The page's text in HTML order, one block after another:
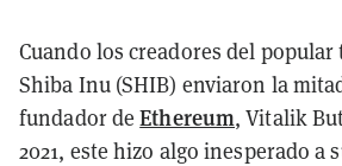
Cuando los creadores del popular
Shiba Inu (SHIB) enviaron la
fundador deEthereum, Vitalik
2021, este hizo algo inesperado a